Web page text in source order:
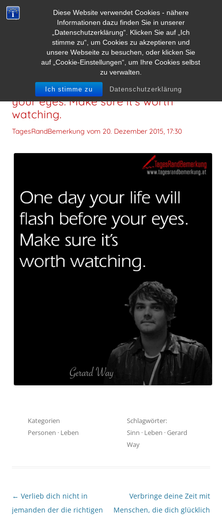
Diese Website verwendet Cookies - nähere
Informationen dazu finden Sie in unserer
„Datenschutzerklärung“. Klicken Sie auf „Ich
stimme zu“, um Cookies zu akzeptieren und
unsere Webseite zu besuchen, oder klicken Sie
auf „Cookie-Einstellungen“, um Ihre Cookies selbst
zu verwalten.
Ich stimme zu Datenschutzerklärung
One day your life will flash before
your eyes. Make sure it’s worth
watching.
TagesRandBemerkung vom 20. Dezember 2015, 17:30
Kategorien
Personen · Leben
Schlagwörter:
Sinn · Leben ·Gerard
Way
Beitragsnavigation
← Verlieb dich nicht in
jemanden der die richtigen
Verbringe deine Zeit mit
Menschen, die dich glücklich